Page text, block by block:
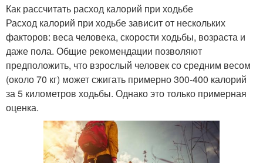
Как рассчитать расход калорий при ходьбе
Расход калорий при ходьбе зависит от нескольких
факторов: веса человека, скорости ходьбы, возраста и
даже пола. Общие рекомендации позволяют
предположить, что взрослый человек со средним весом
(около 70 кг) может сжигать примерно 300-400 калорий
за 5 километров ходьбы. Однако это только примерная
оценка.